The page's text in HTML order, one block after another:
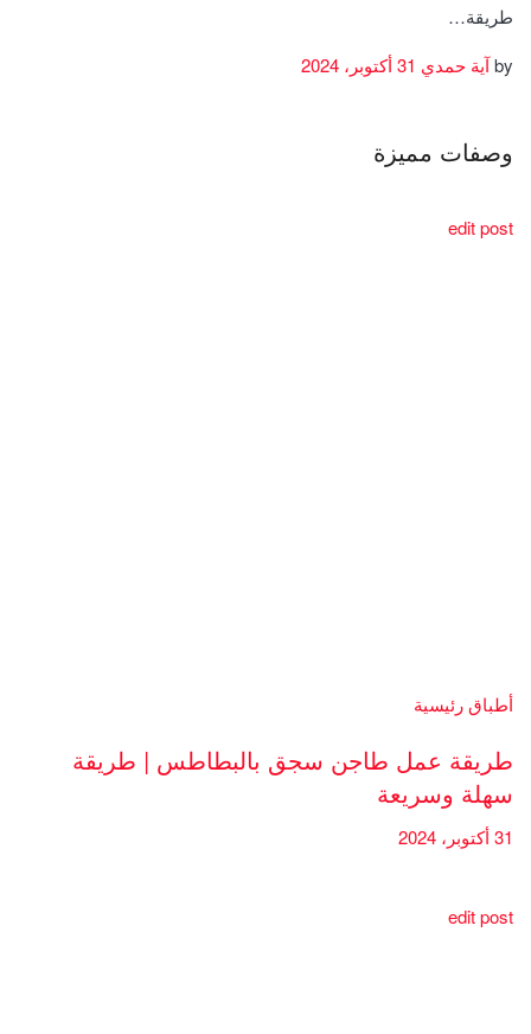
طريقة…
byآية حمدي
وصفات مميزة
edit post
أطباق رئيسية
طريقة عمل طاجن سجق بالبطاطس | طريقة
سهلة وسريعة
31 أكتوبر، 2024
edit post